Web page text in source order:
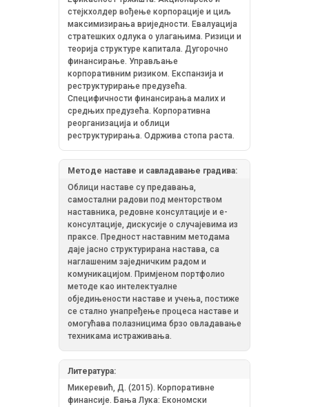
стејкхолдер вођење корпорације и циљ
максимизирања вриједности. Евалуација
стратешких одлука о улагањима. Ризици и
теорија структуре капитала. Дугорочно
финансирање. Управљање
корпоративним ризиком. Експанзија и
реструктурирањe предузећа.
Специфичности финансирања малих и
средњих предузећа. Корпоративна
реорганизација и облици
реструктурирања. Одржива стопа раста.
Методе наставе и савладавање градива:
Облици наставе су предавања,
самостални радови под менторством
наставника, редовне консултације и е-
консултације, дискусије о случајевима из
праксе. Предност наставним методама
даје јасно структурирана настава, са
наглашеним заједничким радом и
комуникацијом. Примјеном портфолио
методе као интелектуалне
обједињености наставе и учења, постиже
се стално унапређење процеса наставе и
омогућава полазницима брзо овладавање
техникама истраживања.
Литература:
Микеревић, Д. (2015). Корпоративне
финансије. Бања Лука: Економски